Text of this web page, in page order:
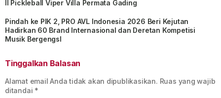
II Pickleball Viper Villa Permata Gading
Pindah ke PIK 2, PRO AVL Indonesia 2026 Beri Kejutan
Hadirkan 60 Brand Internasional dan Deretan Kompetisi
Musik BergengsI
Tinggalkan Balasan
Alamat email Anda tidak akan dipublikasikan. Ruas yang wajib
ditandai *